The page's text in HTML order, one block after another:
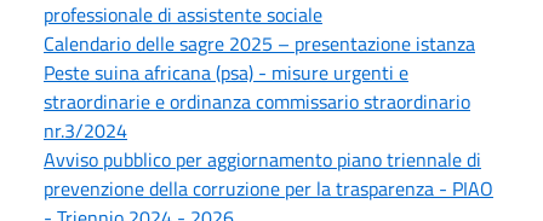
professionale di assistente sociale
Calendario delle sagre 2025 – presentazione istanza
Peste suina africana (psa) - misure urgenti e
straordinarie e ordinanza commissario straordinario
nr.3/2024
Avviso pubblico per aggiornamento piano triennale di
prevenzione della corruzione per la trasparenza - PIAO